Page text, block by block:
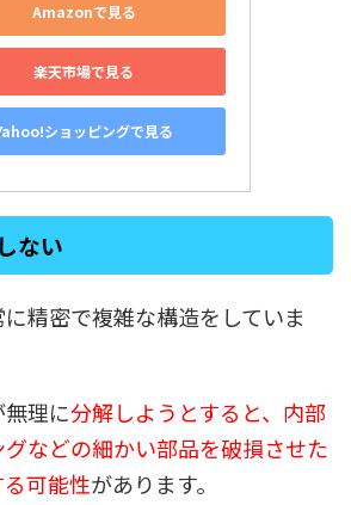
Amazonで見る
楽天市場で見る
ショッピングで見る
ない
精密で複雑な構造をしていま
理に分解しようとすると、内部
などの細かい部品を破損させた
可能性があります。